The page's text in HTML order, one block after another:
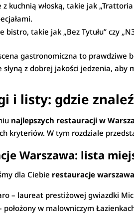
z kuchnią włoską, takie jak
bistro, takie jak „Bez Tytułu” czy
gastronomiczna to prawdziwe
z dobrej jakości jedzenia, aby
i listy: gdzie
najlepszych restauracji w
kryteriów. W tym rozdziale
Warszawa: lista
dla Ciebie restauracje
– laureat prestiżowej gwiazdki
położony w malowniczym